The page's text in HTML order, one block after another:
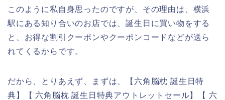
このように私自身思ったのですが、その理由は、横浜
駅にある知り合いのお店では、誕生日に買い物をする
と、お得な割引クーポンやクーポンコードなどが送ら
れてくるからです。
だから、とりあえず、まずは、【六角脳枕 誕生日特
典】【 六角脳枕 誕生日特典アウトレットセール】【 六